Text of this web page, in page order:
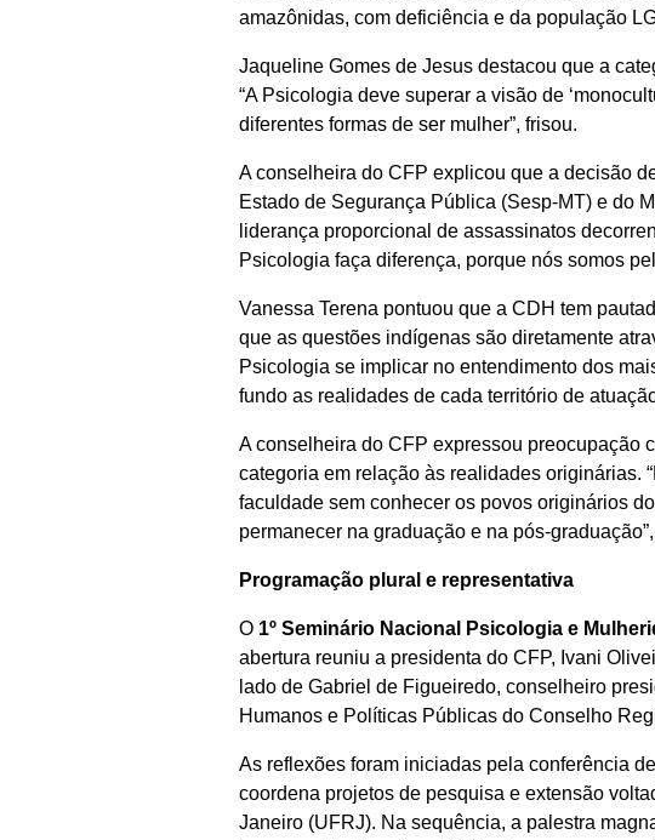
amazônidas, com deficiência e da população
Jaqueline Gomes de Jesus destacou que a
“A Psicologia deve superar a visão de
diferentes formas de ser mulher”, frisou.
A conselheira do CFP explicou que a decisão
Estado de Segurança Pública (Sesp-MT) e do
liderança proporcional de assassinatos
Psicologia faça diferença, porque nós somos
Vanessa Terena pontuou que a CDH tem
que as questões indígenas são diretamente
Psicologia se implicar no entendimento dos
fundo as realidades de cada território de
A conselheira do CFP expressou preocupação
categoria em relação às realidades originárias.
faculdade sem conhecer os povos originários
permanecer na graduação e na pós-
Programação plural e representativa
O 1º Seminário Nacional Psicologia e
abertura reuniu a presidenta do CFP, Ivani
lado de Gabriel de Figueiredo, conselheiro
Humanos e Políticas Públicas do Conselho
As reflexões foram iniciadas pela conferência
coordena projetos de pesquisa e extensão
Janeiro (UFRJ). Na sequência, a palestra